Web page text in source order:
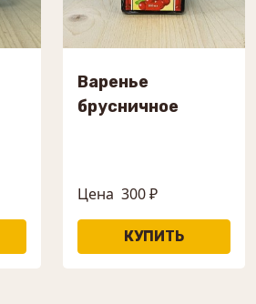
Варенье
брусничное
Цена 300 ₽